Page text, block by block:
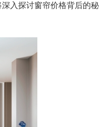
入探讨窗帘价格背后的秘